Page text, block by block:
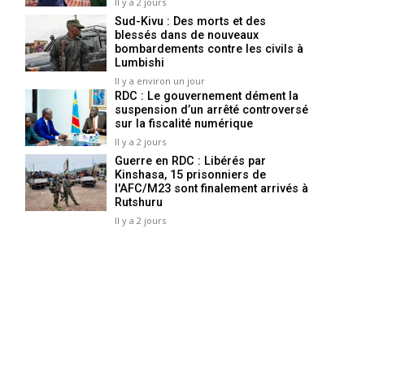
Sud-Kivu : Des morts et des
blessés dans de nouveaux
bombardements contre les civils à
Lumbishi
Il y a environ un jour
RDC : Le gouvernement dément la
suspension d’un arrêté controversé
sur la fiscalité numérique
Il y a 2 jours
Guerre en RDC : Libérés par
Kinshasa, 15 prisonniers de
l'AFC/M23 sont finalement arrivés à
Rutshuru
Il y a 2 jours